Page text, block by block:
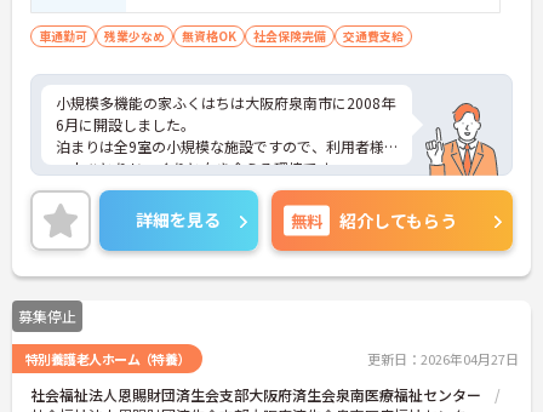
車通勤可 残業少なめ 無資格OK 社会保険完備 交通費支給
小規模多機能の家ふくはちは大阪府泉南市に2008年
6月に開設しました。
泊まりは全9室の小規模な施設ですので、利用者様
一人ひとりじっくりと向き合える環境です。
夜勤は緊急時にも対応できる二人体制で、一人月平
均4～5回ありますが、他のスタッフと一緒に業務に
あたりますので安心してご勤務いただけます。
興味をお持ちの方はお気軽にお問い合わせ下さい！
詳細を見る 無料 紹介してもらう
募集停止
特別養護老人ホーム（特養） 更新日：2026年04月27日
社会福祉法人恩賜財団済生会支部大阪府済生会泉南医療福祉センター